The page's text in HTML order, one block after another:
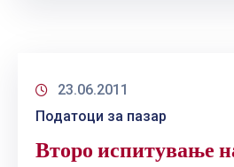
23.06.2011
Податоци за пазар
Второ испитување